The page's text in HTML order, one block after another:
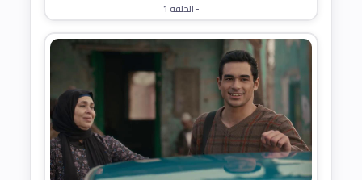
- الحلقة 1